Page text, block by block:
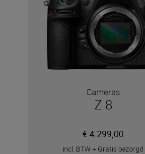
Cameras
Z 8
€ 4.299,00
incl. BTW + Gratis bezorgd